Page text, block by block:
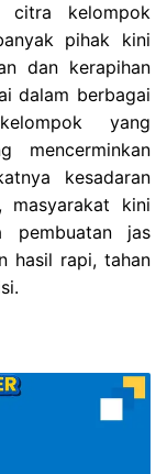
citra kelompok
pihak kini
dan kerapihan
dalam berbagai
yang
mencerminkan
kesadaran
masyarakat kini
pembuatan jas
hasil rapi, tahan